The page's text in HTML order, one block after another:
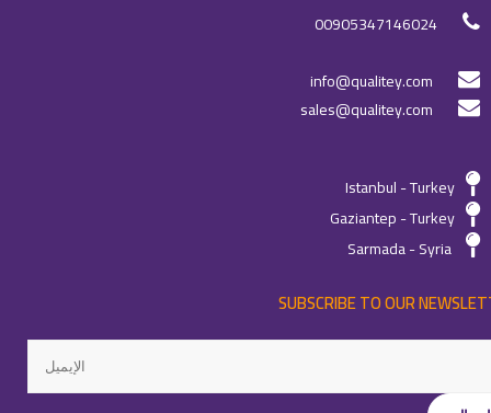
00905347146024
info@qualitey.com
sales@qualitey.com
Istanbul - Turkey
Gaziantep - Turkey
Sarmada - Syria
SUBSCRIBE TO OUR